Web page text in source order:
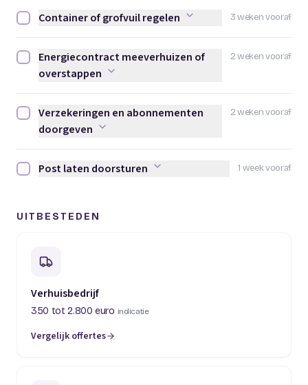
3 weken vooraf
Container of grofvuil regelen afvinken
Container of grofvuil regelen
2 weken vooraf
Energiecontract meeverhuizen of overstappen afvinken
Energiecontract meeverhuizen of
overstappen
2 weken vooraf
Verzekeringen en abonnementen doorgeven afvinken
Verzekeringen en abonnementen
doorgeven
1 week vooraf
Post laten doorsturen afvinken
Post laten doorsturen
UITBESTEDEN
Verhuisbedrijf
350 tot 2.800 euro indicatie
Vergelijk offertes
(opent in een nieuw tabblad)